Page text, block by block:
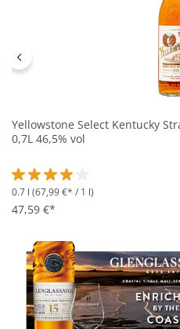
Yellowstone Select Kentucky
0,7L 46,5% vol
Durchschnittliche Bewertung
0.7 l (67,99 €* / 1 l)
47,59 €*